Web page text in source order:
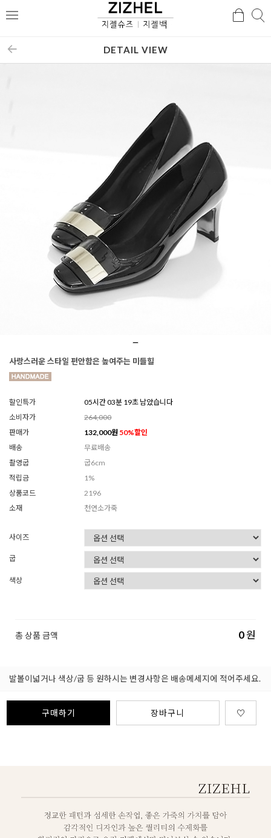
메
검
DETAIL VIEW
사랑스러운 스타일 편안함은 높여주는 미들힐
할인특가
05시간 03분 17초 남았습니다
소비자가
264,000
판매가
132,000원 50%할인
배송
무료배송
촬영굽
굽6cm
적립금
1%
상품코드
2196
소재
천연소가죽
사이즈
굽
색상
총 상품 금액 0원
발볼이넓거나 색상/굽 등 원하시는 변경사항은 배송메세지에 적어주세요.
구매하기 장바구니 ♡